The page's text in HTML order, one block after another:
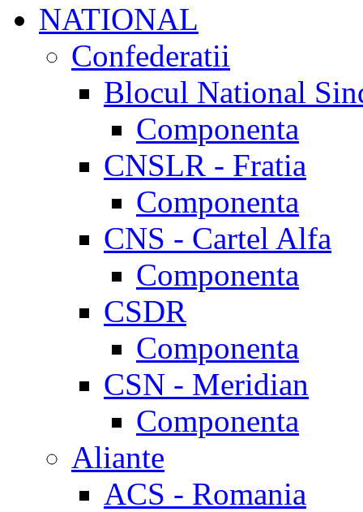
NATIONAL
Confederatii
Blocul National
Componenta
CNSLR - Fratia
Componenta
CNS - Cartel Alfa
Componenta
CSDR
Componenta
CSN - Meridian
Componenta
Aliante
ACS - Romania